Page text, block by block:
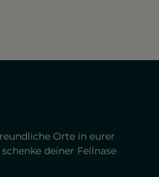
Orte in eurer
deiner Fellnase